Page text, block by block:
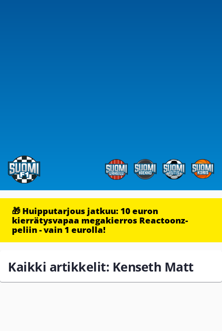
🎁 Huipputarjous jatkuu: 10 euron
kierrätysvapaa megakierros Reactoonz-
peliin - vain 1 eurolla!
Kaikki artikkelit: Kenseth Matt